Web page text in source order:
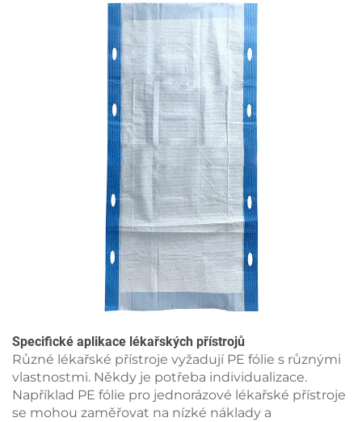
Specifické aplikace lékařských přístrojů
Různé lékařské přístroje vyžadují PE fólie s různými
vlastnostmi. Někdy je potřeba individualizace.
Například PE fólie pro jednorázové lékařské přístroje
se mohou zaměřovat na nízké náklady a